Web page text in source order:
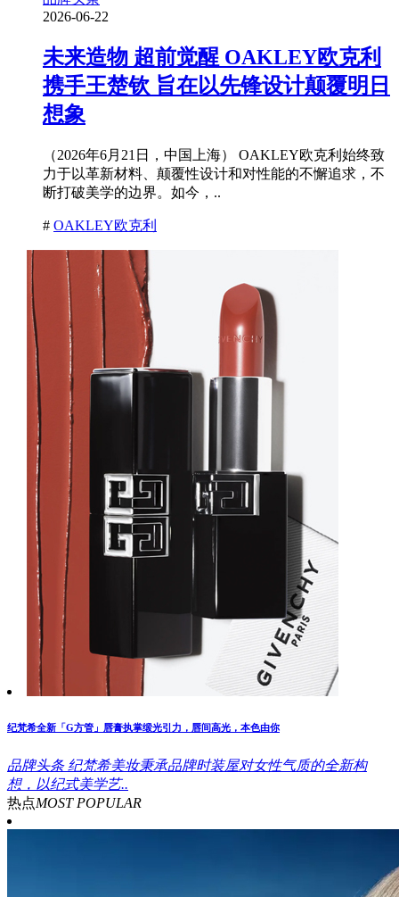
2026-06-22
未来造物 超前觉醒 OAKLEY欧克利
携手王楚钦 旨在以先锋设计颠覆明日
想象
（2026年6月21日，中国上海） OAKLEY欧克利始终致
力于以革新材料、颠覆性设计和对性能的不懈追求，不
断打破美学的边界。如今，..
# OAKLEY欧克利
纪梵希全新「G方管」唇膏执掌缎光引力，唇间高光，本色由你
品牌头条 纪梵希美妆秉承品牌时装屋对女性气质的全新构
想，以纪式美学艺..
热点MOST POPULAR